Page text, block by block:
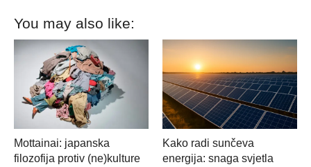
You may also like:
Mottainai: japanska
filozofija protiv (ne)kulture
Kako radi sunčeva
energija: snaga svjetla